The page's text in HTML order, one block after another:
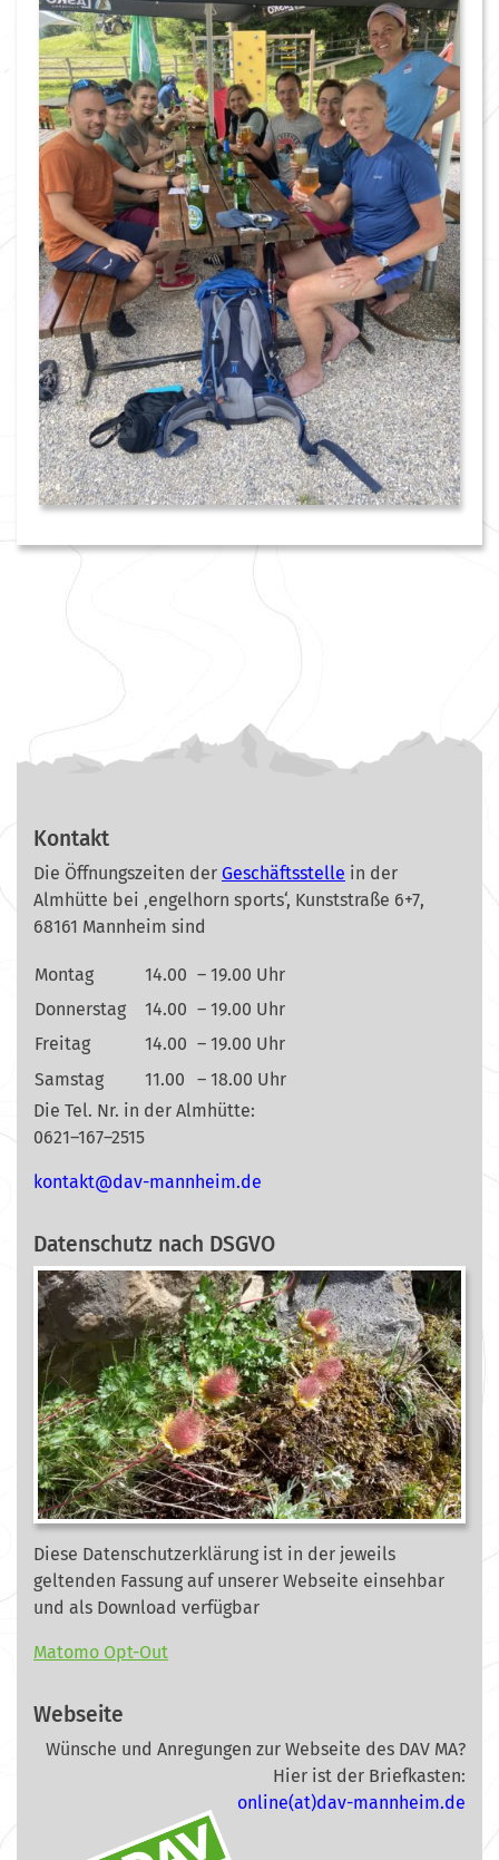
Kontakt
Die Öffnungszeiten der Geschäftsstelle in der
Almhütte bei ‚engelhorn sports‘, Kunststraße 6+7,
68161 Mannheim sind
Montag 14.00 – 19.00 Uhr
Donnerstag
14.00 – 19.00 Uhr
Freitag
14.00 – 19.00 Uhr
Samstag
11.00
– 18.00 Uhr
Die Tel. Nr. in der Almhütte:
0621–167–2515
ed.mi
ehnna
m-vad
@tkat
nok
Datenschutz nach DSGVO
Diese Datenschutzerklärung ist in der jeweils
geltenden Fassung auf unserer Webseite einsehbar
und als Download verfügbar
Matomo Opt-Out
Webseite
Wünsche und Anregungen zur Webseite des DAV MA?
Hier ist der Briefkasten:
online(at)dav-mannheim.de